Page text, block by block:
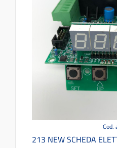
Cod.
213 NEW SCHEDA